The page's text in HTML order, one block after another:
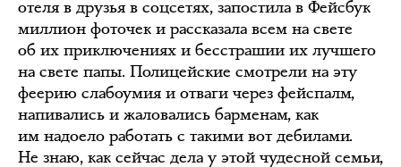
отеля в друзья в соцсетях, запостила в Фейсбук
миллион фоточек и рассказала всем на свете
об их приключениях и бесстрашии их лучшего
на свете папы. Полицейские смотрели на эту
феерию слабоумия и отваги через фейспалм,
напивались и жаловались барменам, как
им надоело работать с такими вот дебилами.
Не знаю, как сейчас дела у этой чудесной семьи,